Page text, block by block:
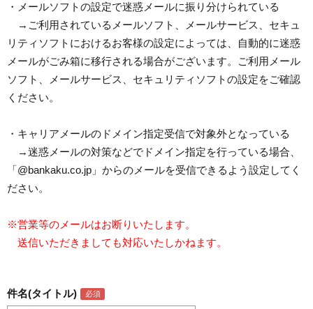
・メールソフトの設定で迷惑メールに振り分けられている
→ご利用されているメールソフト、メールサービス、セキュ
リティソフトにおけるお客様の設定によっては、自動的に迷惑
メールがごみ箱に移行される場合がございます。ご利用メール
ソフト、メールサービス、セキュリティソフトの設定をご確認
ください。
・キャリアメールのドメイン指定受信で対象外となっている
→迷惑メールの対策などでドメイン指定を行っている場合、
「@bankaku.co.jp」からのメールを受信できるよう設定してく
ださい。
※営業等のメールはお断りいたします。
送信いただきましても対応いたしかねます。
件名(タイトル)